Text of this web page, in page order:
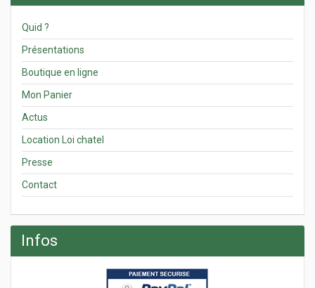
Quid ?
Présentations
Boutique en ligne
Mon Panier
Actus
Location Loi chatel
Presse
Contact
Infos